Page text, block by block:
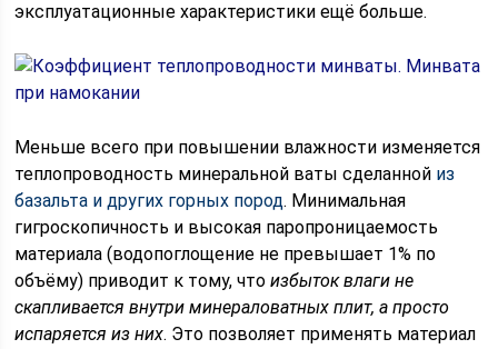
эксплуатационные характеристики ещё больше.
Меньше всего при повышении влажности изменяется
теплопроводность минеральной ваты сделанной из
базальта и других горных пород. Минимальная
гигроскопичность и высокая паропроницаемость
материала (водопоглощение не превышает 1% по
объёму) приводит к тому, чтоизбыток влаги не
скапливается внутри минераловатных плит, а просто
испаряется из них. Это позволяет применять материал